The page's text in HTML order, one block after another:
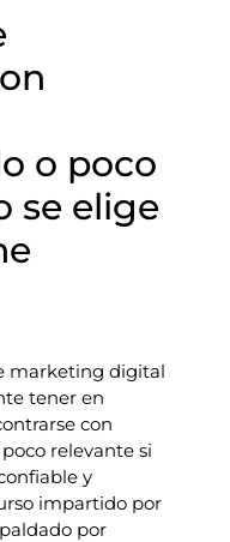
o poco
se elige
marketing digital
tener en
con
relevante si
y
impartido por
por